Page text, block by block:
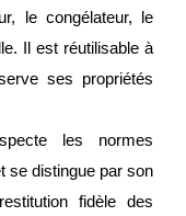
le congélateur, le
Il est réutilisable à
ses propriétés
les normes
se distingue par son
fidèle des